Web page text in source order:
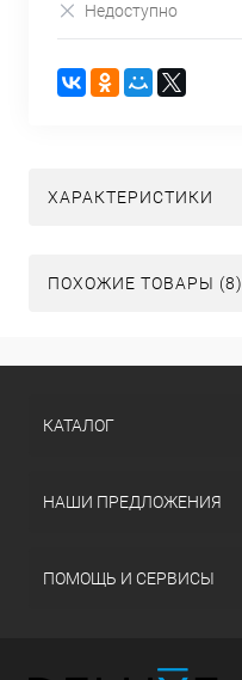
Недоступно
ХАРАКТЕРИСТИКИ
ПОХОЖИЕ ТОВАРЫ (8)
КАТАЛОГ
НАШИ ПРЕДЛОЖЕНИЯ
ПОМОЩЬ И СЕРВИСЫ